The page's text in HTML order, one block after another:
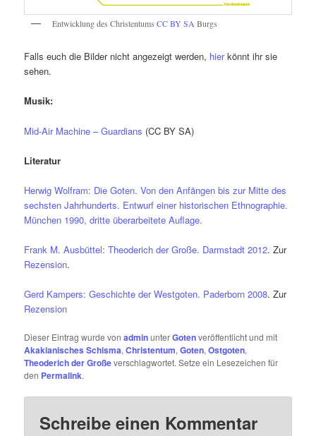
Entwicklung des ChristentumsCC BY SA Burgs
Falls euch die Bilder nicht angezeigt werden, hierkönnt ihr sie
sehen.
Musik:
Mid-Air Machine – Guardians (CC BY SA)
Literatur
Herwig Wolfram: Die Goten. Von den Anfängen bis zur Mitte des
sechsten Jahrhunderts. Entwurf einer historischen Ethnographie.
München 1990, dritte überarbeitete Auflage.
Frank M. Ausbüttel: Theoderich der Große. Darmstadt 2012. Zur
Rezension.
Gerd Kampers: Geschichte der Westgoten. Paderborn 2008. Zur
Rezension
Dieser Eintrag wurde vonadminunterGotenveröffentlicht und mit
Akakianisches Schisma,Christentum,Goten,Ostgoten,
Theoderich der Großeverschlagwortet. Setze ein Lesezeichen für
den Permalink.
Schreibe einen Kommentar